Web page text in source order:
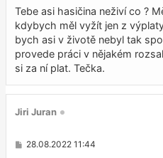
Tebe asi hasičina neživí co ?
kdybych měl vyžít jen z
bych asi v životě nebyl tak
provede práci v nějakém
si za ní plat. Tečka.
Jiri Juran
P28.08.2022 11:44